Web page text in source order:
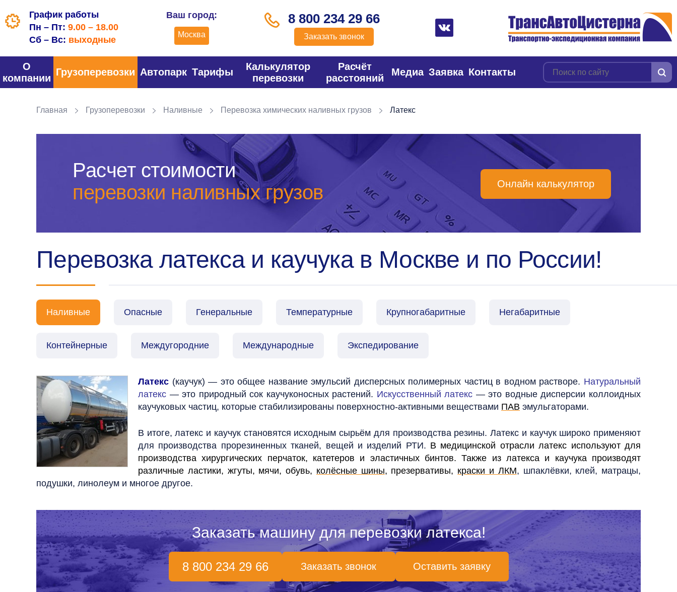
График работы
Пн – Пт: 9.00 – 18.00
Сб – Вс: выходные
Ваш город:
Москва
8 800 234 29 66
Заказать звонок
О
компании
Грузоперевозки Автопарк Тарифы
Калькулятор
перевозки
Расчёт
расстояний
Медиа Заявка Контакты
Главная Грузоперевозки Наливные Перевозка химических наливных грузов Латекс
Расчет стоимости
перевозки наливных грузов
Онлайн калькулятор
Перевозка латекса и каучука в Москве и по России!
Наливные Опасные Генеральные Температурные Крупногабаритные Негабаритные
Контейнерные Междугородние Международные Экспедирование
Латекс (каучук) — это общее название эмульсий дисперсных полимерных частиц в водном растворе. Натуральный
латекс — это природный сок каучуконосных растений. Искусственный латекс — это водные дисперсии коллоидных
каучуковых частиц, которые стабилизированы поверхностно-активными веществами ПАВ эмульгаторами.
В итоге, латекс и каучук становятся исходным сырьём для производства резины.Латекс и каучук широко применяют
для производства прорезиненных тканей, вещей и изделий РТИ. В медицинской отрасли латекс используют для
производства хирургических перчаток, катетеров и эластичных бинтов.Также из латекса и каучука производят
различные ластики, жгуты, мячи, обувь, колёсные шины, презервативы, краски и ЛКМ, шпаклёвки, клей, матрацы,
подушки, линолеум и многое другое.
Заказать машину для перевозки латекса!
8 800 234 29 66 Заказать звонок Оставить заявку